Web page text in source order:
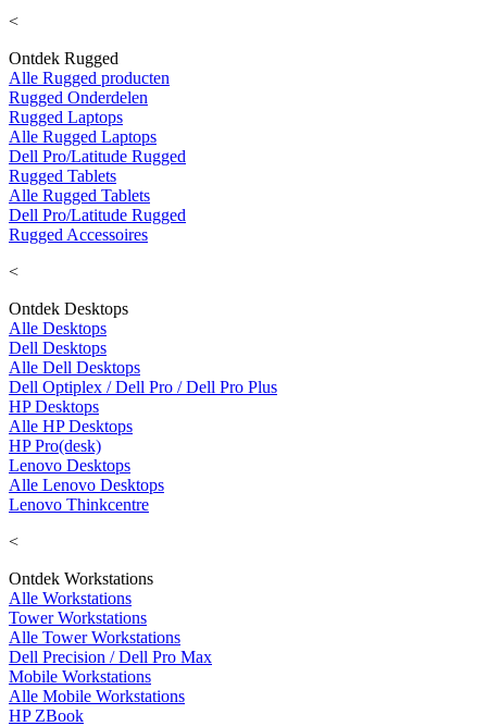
<
Ontdek Rugged
Alle Rugged producten
Rugged Onderdelen
Rugged Laptops
Alle Rugged Laptops
Dell Pro/Latitude Rugged
Rugged Tablets
Alle Rugged Tablets
Dell Pro/Latitude Rugged
Rugged Accessoires
<
Ontdek Desktops
Alle Desktops
Dell Desktops
Alle Dell Desktops
Dell Optiplex / Dell Pro / Dell Pro Plus
HP Desktops
Alle HP Desktops
HP Pro(desk)
Lenovo Desktops
Alle Lenovo Desktops
Lenovo Thinkcentre
<
Ontdek Workstations
Alle Workstations
Tower Workstations
Alle Tower Workstations
Dell Precision / Dell Pro Max
Mobile Workstations
Alle Mobile Workstations
HP ZBook